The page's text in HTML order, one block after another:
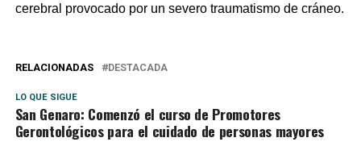
cerebral provocado por un severo traumatismo de cráneo.
RELACIONADAS DESTACADA
LO QUE SIGUE
San Genaro: Comenzó el curso de Promotores
Gerontológicos para el cuidado de personas mayores